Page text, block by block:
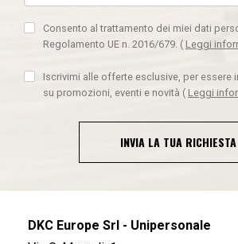
Consento al trattamento dei miei dati
Regolamento UE n. 2016/679. ( Leggi
Iscrivimi alle offerte esclusive, per essere
su promozioni, eventi e novità ( Leggi
INVIA LA TUA RICHIESTA
DKC Europe Srl - Unipersonale